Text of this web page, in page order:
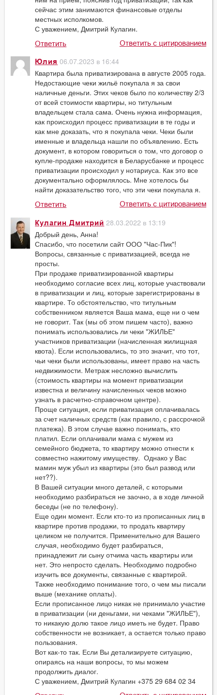
сейчас этим занимаются финансовые отделы
местных исполкомов.
С уважением, Дмитрий Кулагин.
Ответить Ответить с цитированием
Юлия 06.07.2023 в 16:44
Квартира была приватизирована в августе 2005 года.
Недостающие чеки жильё покупала я за свои
наличные деньги. Этих чеков было по количеству 2/3
от всей стоимости квартиры, но титульным
владельцем стала сама. Очень нужна информация,
как происходил процесс приватизации в те годы и
как мне доказать, что я покупала чеки. Чеки были
именные и владельца нашли по объявлению. Есть
документ, в котором говориться о том, что договор о
купле-продаже находится в Беларусбанке и процесс
приватизации происходил у нотариуса. Как это все
документально оформлялось. Мне хотелось бы
найти доказательство того, что эти чеки покупала я.
Ответить Ответить с цитированием
Кулагин Дмитрий 28.03.2022 в 13:19
Добрый день, Анна!
Спасибо, что посетили сайт ООО "Час-Пик"!
Вопросы, связанные с приватизацией, всегда не
просты.
При продаже приватизированной квартиры
необходимо согласие всех лиц, которые участвовали
в приватизации и лиц, которые зарегистрированы в
квартире. То обстоятельство, что титульным
собственником является Ваша мама, еще ни о чем
не говорит. Так (мы об этом пишем часто), важно
понимать использовались ли чеки "ЖИЛЬЕ"
участников приватизации (начисленная жилищная
квота). Если использовались, то это значит, что тот,
чьи чеки были использованы, имеет право на часть
недвижимости. Метраж несложно вычислить
(стоимость квартиры на момент приватизации
известна и величину начисленных чеков можно
узнать в расчетно-справочном центре).
Проще ситуация, если приватизация оплачивалась
за счет наличных средств (как правило, с рассрочкой
платежа). В этом случае важно понимать, кто
платил. Если оплачивали мама с мужем из
семейного бюджета, то квартиру можно отнести к
совместно нажитому имуществу. Однако у Вас
мамин муж убыл из квартиры (это был развод или
нет??).
В Вашей ситуации много деталей, с которыми
необходимо разбираться не заочно, а в ходе личной
беседы (не по телефону).
Еще один момент. Если кто-то из прописанных лиц в
квартире против продажи, то продать квартиру
целиком не получится. Применительно для Вашего
случая, необходимо будет разбираться,
принадлежит ли сыну отчима часть квартиры или
нет. Это непросто сделать. Необходимо подробно
изучить все документы, связанные с квартирой.
Также необходимо понимание того, о чем мы писали
выше (механике оплаты).
Если прописанное лицо никак не принимало участие
в приватизации (ни деньгами, ни чеками "ЖИЛЬЕ"),
то никакую долю такое лицо иметь не будет. Право
собственности не возникает, а остается только право
пользования.
Вот как-то так. Если Вы детализируете ситуацию,
опираясь на наши вопросы, то мы можем
продолжить диалог.
С уважением, Дмитрий Кулагин +375 29 684 02 34